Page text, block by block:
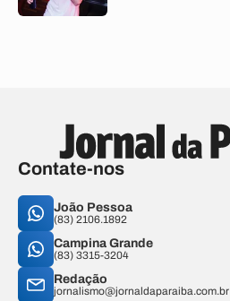
Contate-nos
João Pessoa
(83) 2106.1892
Campina Grande
(83) 3315-3204
Redação
jornalismo@jornaldaparaiba.com.br